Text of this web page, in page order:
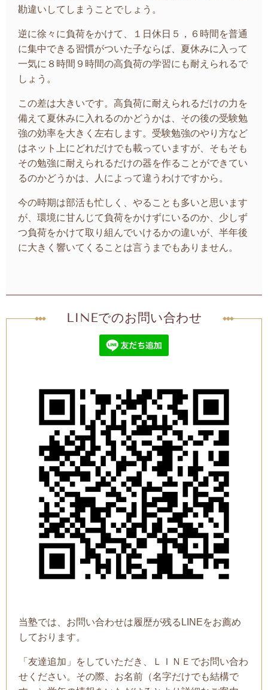
勘違いしてしまうことでしょう。
逆に徐々に負荷をかけて、１日休日５，６時間を普通
に集中できる習慣がついた子ならば、夏休みに入って
一気に８時間９時間の高負荷の学習にも耐えられるで
しょう。
この差は大きいです。高負荷に耐えられるだけの力を
備えて夏休みに入れるのかどうかは、その後の受験勉
強の効率を大きく左右します。受験勉強のやり方など
はネット上にどれだけでも載っていますが、そもそも
その勉強に耐えられるだけの器を作ることができてい
るのかどうかは、人によって違うわけですから。
今の時期は部活も忙しく、やることも多いと思います
が、環境に甘んじて負荷をかけずにいるのか、少しず
つ負荷をかけて取り組んでいけるかの違いが、半年後
に大きく響いてくることは言うまでもありません。
LINEでのお問い合わせ
当塾では、お問い合わせは履歴が残るLINEをお薦め
しております。
「友達追加」をしていただき、ＬＩＮＥでお問い合わ
せください。その際、お名前（名字だけでも結構で